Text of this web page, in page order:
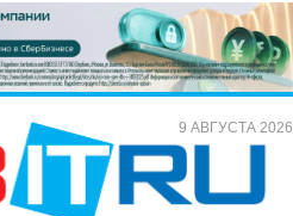
9 АВГУСТА 2026